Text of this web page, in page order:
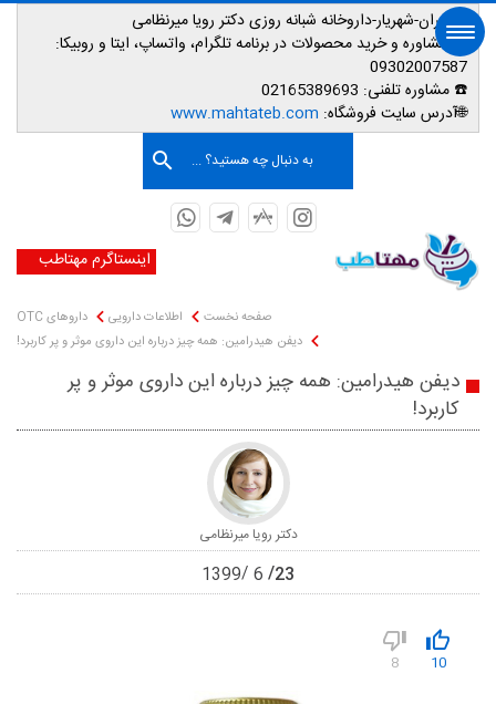
📌تهران-شهریار-داروخانه شبانه روزی دکتر رویا میرنظامی
📱مشاوره و خرید محصولات در برنامه تلگرام، واتساپ، ایتا و روبیکا:
09302007587
☎️ مشاوره تلفنی:
🌐آدرس سایت فروشگاه: www.mahtateb.com
به دنبال چه هستید؟ ...
اینستاگرم مهتاطب
صفحه نخست اطلاعات دارویی
داروهای OTC
دیفن هیدرامین: همه چیز درباره این داروی موثر و پر کاربرد!
دیفن هیدرامین: همه چیز درباره این داروی موثر و پر
کاربرد!
دکتر رویا میرنظامی
23
6
1399
10
8